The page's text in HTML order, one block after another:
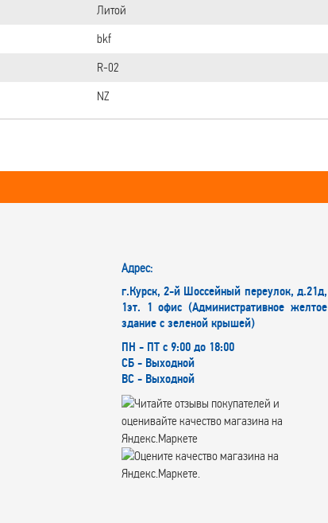
Литой
bkf
R-02
NZ
Адрес:
г.Курск, 2-й Шоссейный переулок, д.21д,
1эт. 1 офис (Административное желтое
здание с зеленой крышей)
ПН - ПТ с 9:00 до 18:00
СБ - Выходной
ВС - Выходной